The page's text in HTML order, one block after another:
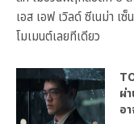
เอส เอฟ เวิลด์ ซีเนม่า เ
โมเมนต์เลยทีเดียว
ผ่
อ